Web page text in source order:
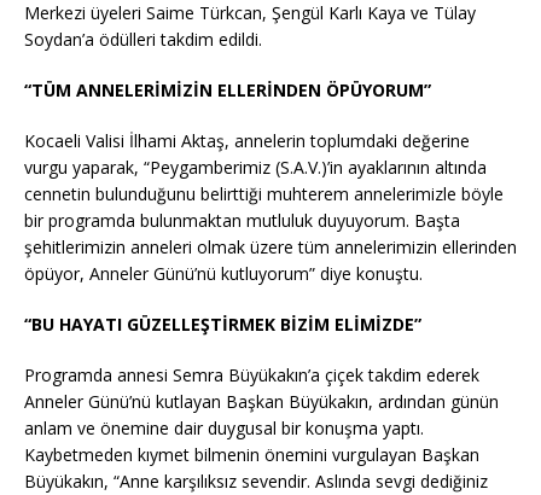
Merkezi üyeleri Saime Türkcan, Şengül Karlı Kaya ve Tülay
Soydan’a ödülleri takdim edildi.
“TÜM ANNELERİMİZİN ELLERİNDEN ÖPÜYORUM”
Kocaeli Valisi İlhami Aktaş, annelerin toplumdaki değerine
vurgu yaparak, “Peygamberimiz (S.A.V.)’in ayaklarının altında
cennetin bulunduğunu belirttiği muhterem annelerimizle böyle
bir programda bulunmaktan mutluluk duyuyorum. Başta
şehitlerimizin anneleri olmak üzere tüm annelerimizin ellerinden
öpüyor, Anneler Günü’nü kutluyorum” diye konuştu.
“BU HAYATI GÜZELLEŞTİRMEK BİZİM ELİMİZDE”
Programda annesi Semra Büyükakın’a çiçek takdim ederek
Anneler Günü’nü kutlayan Başkan Büyükakın, ardından günün
anlam ve önemine dair duygusal bir konuşma yaptı.
Kaybetmeden kıymet bilmenin önemini vurgulayan Başkan
Büyükakın, “Anne karşılıksız sevendir. Aslında sevgi dediğiniz